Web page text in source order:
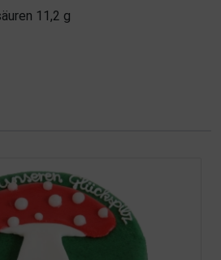
11,2 g